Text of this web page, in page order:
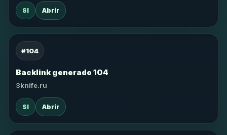
SI Abrir
#104
Backlink generado 104
3knife.ru
SI Abrir